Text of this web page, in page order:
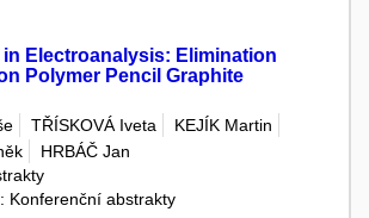
in Electroanalysis: Elimination
Polymer Pencil Graphite
TŘÍSKOVÁ Iveta
KEJÍK Martin
HRBÁČ Jan
Konferenční abstrakty